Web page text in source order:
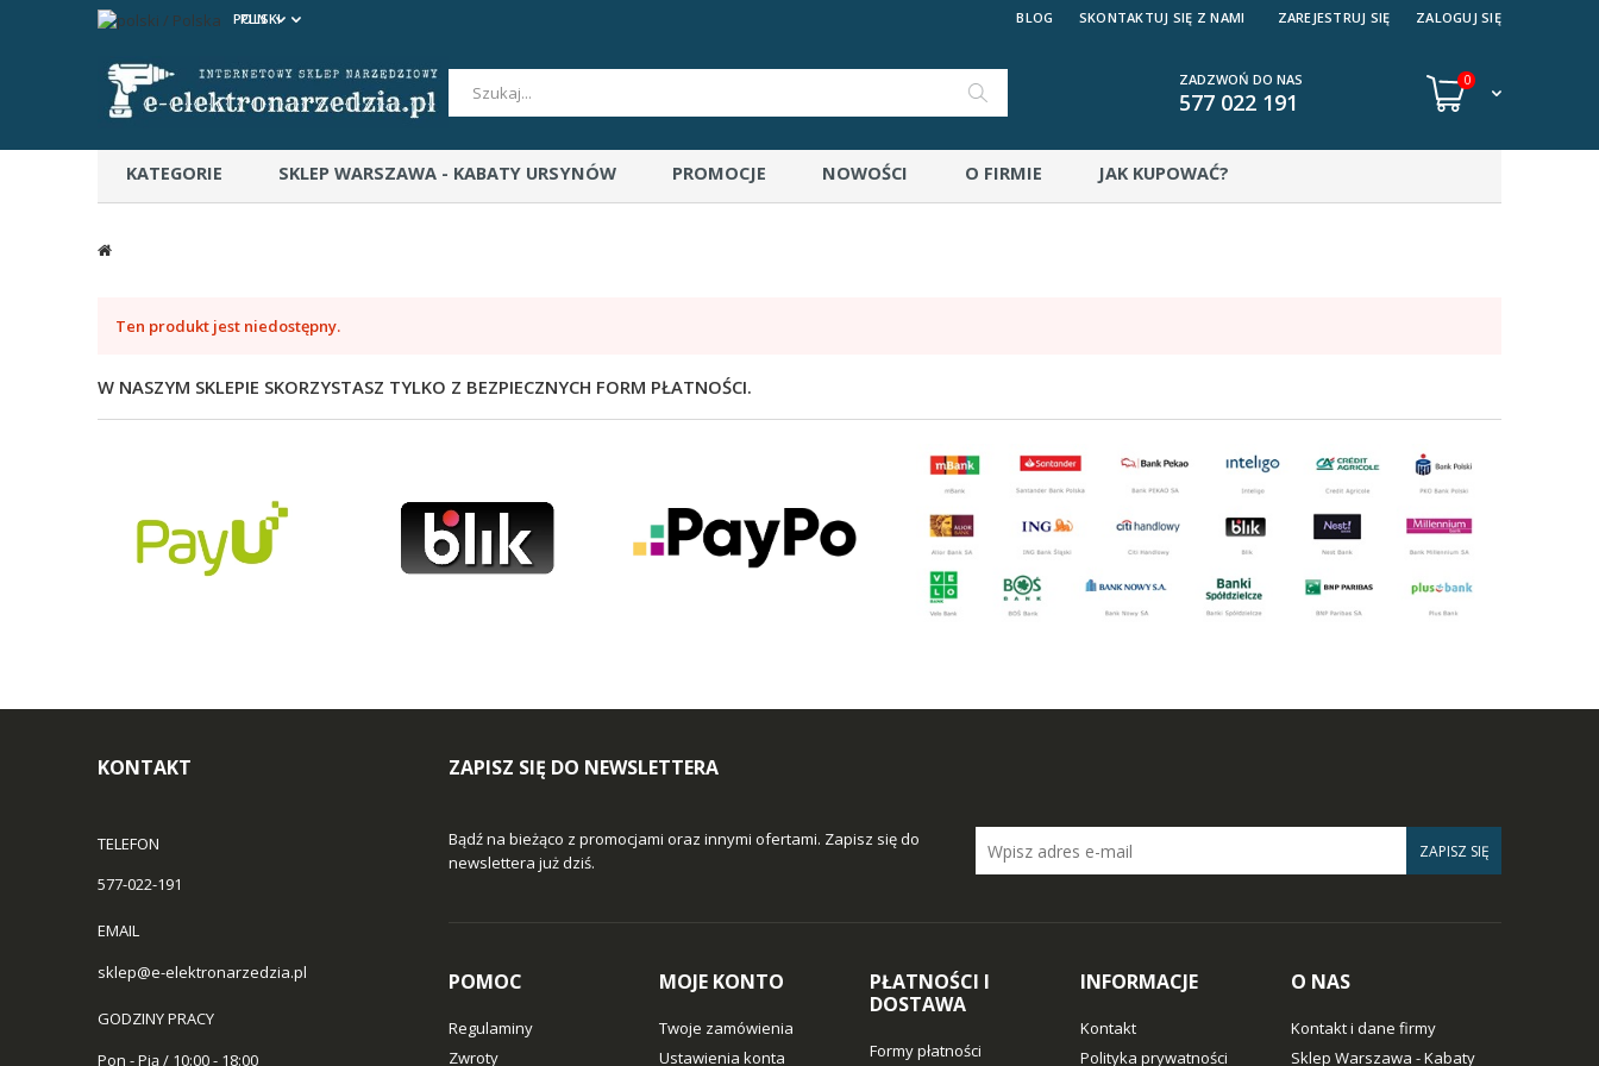
ZAREJESTRUJ SIĘ ZALOGUJ SIĘ
BLOG SKONTAKTUJ SIĘ Z NAMI
ZADZWOŃ DO NAS
577 022 191
0
KATEGORIE SKLEP WARSZAWA - KABATY URSYNÓW PROMOCJE NOWOŚCI O FIRMIE
JAK KUPOWAĆ?
POLSKI
PLN
Ten produkt jest niedostępny.
W NASZYM SKLEPIE SKORZYSTASZ TYLKO Z BEZPIECZNYCH FORM PŁATNOŚCI.
KONTAKT
TELEFON
577-022-191
EMAIL
sklep@e-elektronarzedzia.pl
GODZINY PRACY
Pon - Pią / 10:00 - 18:00
ZAPISZ SIĘ DO NEWSLETTERA
Bądź na bieżąco z promocjami oraz innymi ofertami. Zapisz się do
newslettera już dziś.
ZAPISZ SIĘ
POMOC
Regulaminy
Zwroty
MOJE KONTO
Twoje zamówienia
Ustawienia konta
PŁATNOŚCI I
DOSTAWA
Formy płatności
INFORMACJE
Kontakt
Polityka prywatności
O NAS
Kontakt i dane firmy
Sklep Warszawa - Kabaty